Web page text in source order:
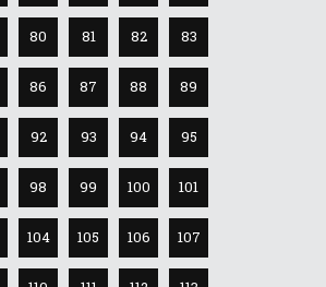
80 81 82 83
86 87 88 89
92 93 94 95
98 99 100 101
104 105 106 107